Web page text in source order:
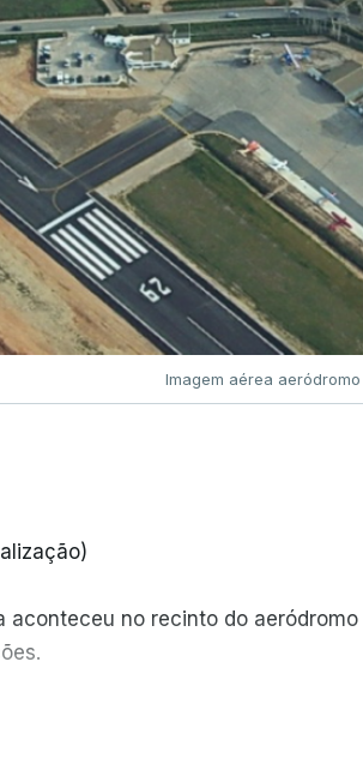
Imagem aérea
aconteceu no recinto do